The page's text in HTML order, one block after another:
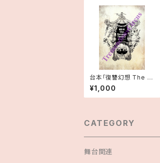
台本「復讐幻想 The R
evenge Fantasy –
裏リトルブラック –」
¥1,000
CATEGORY
舞台関連